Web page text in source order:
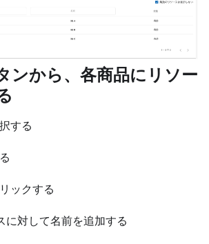
ンから、各商品にリソー
する
ックする
に対して名前を追加する